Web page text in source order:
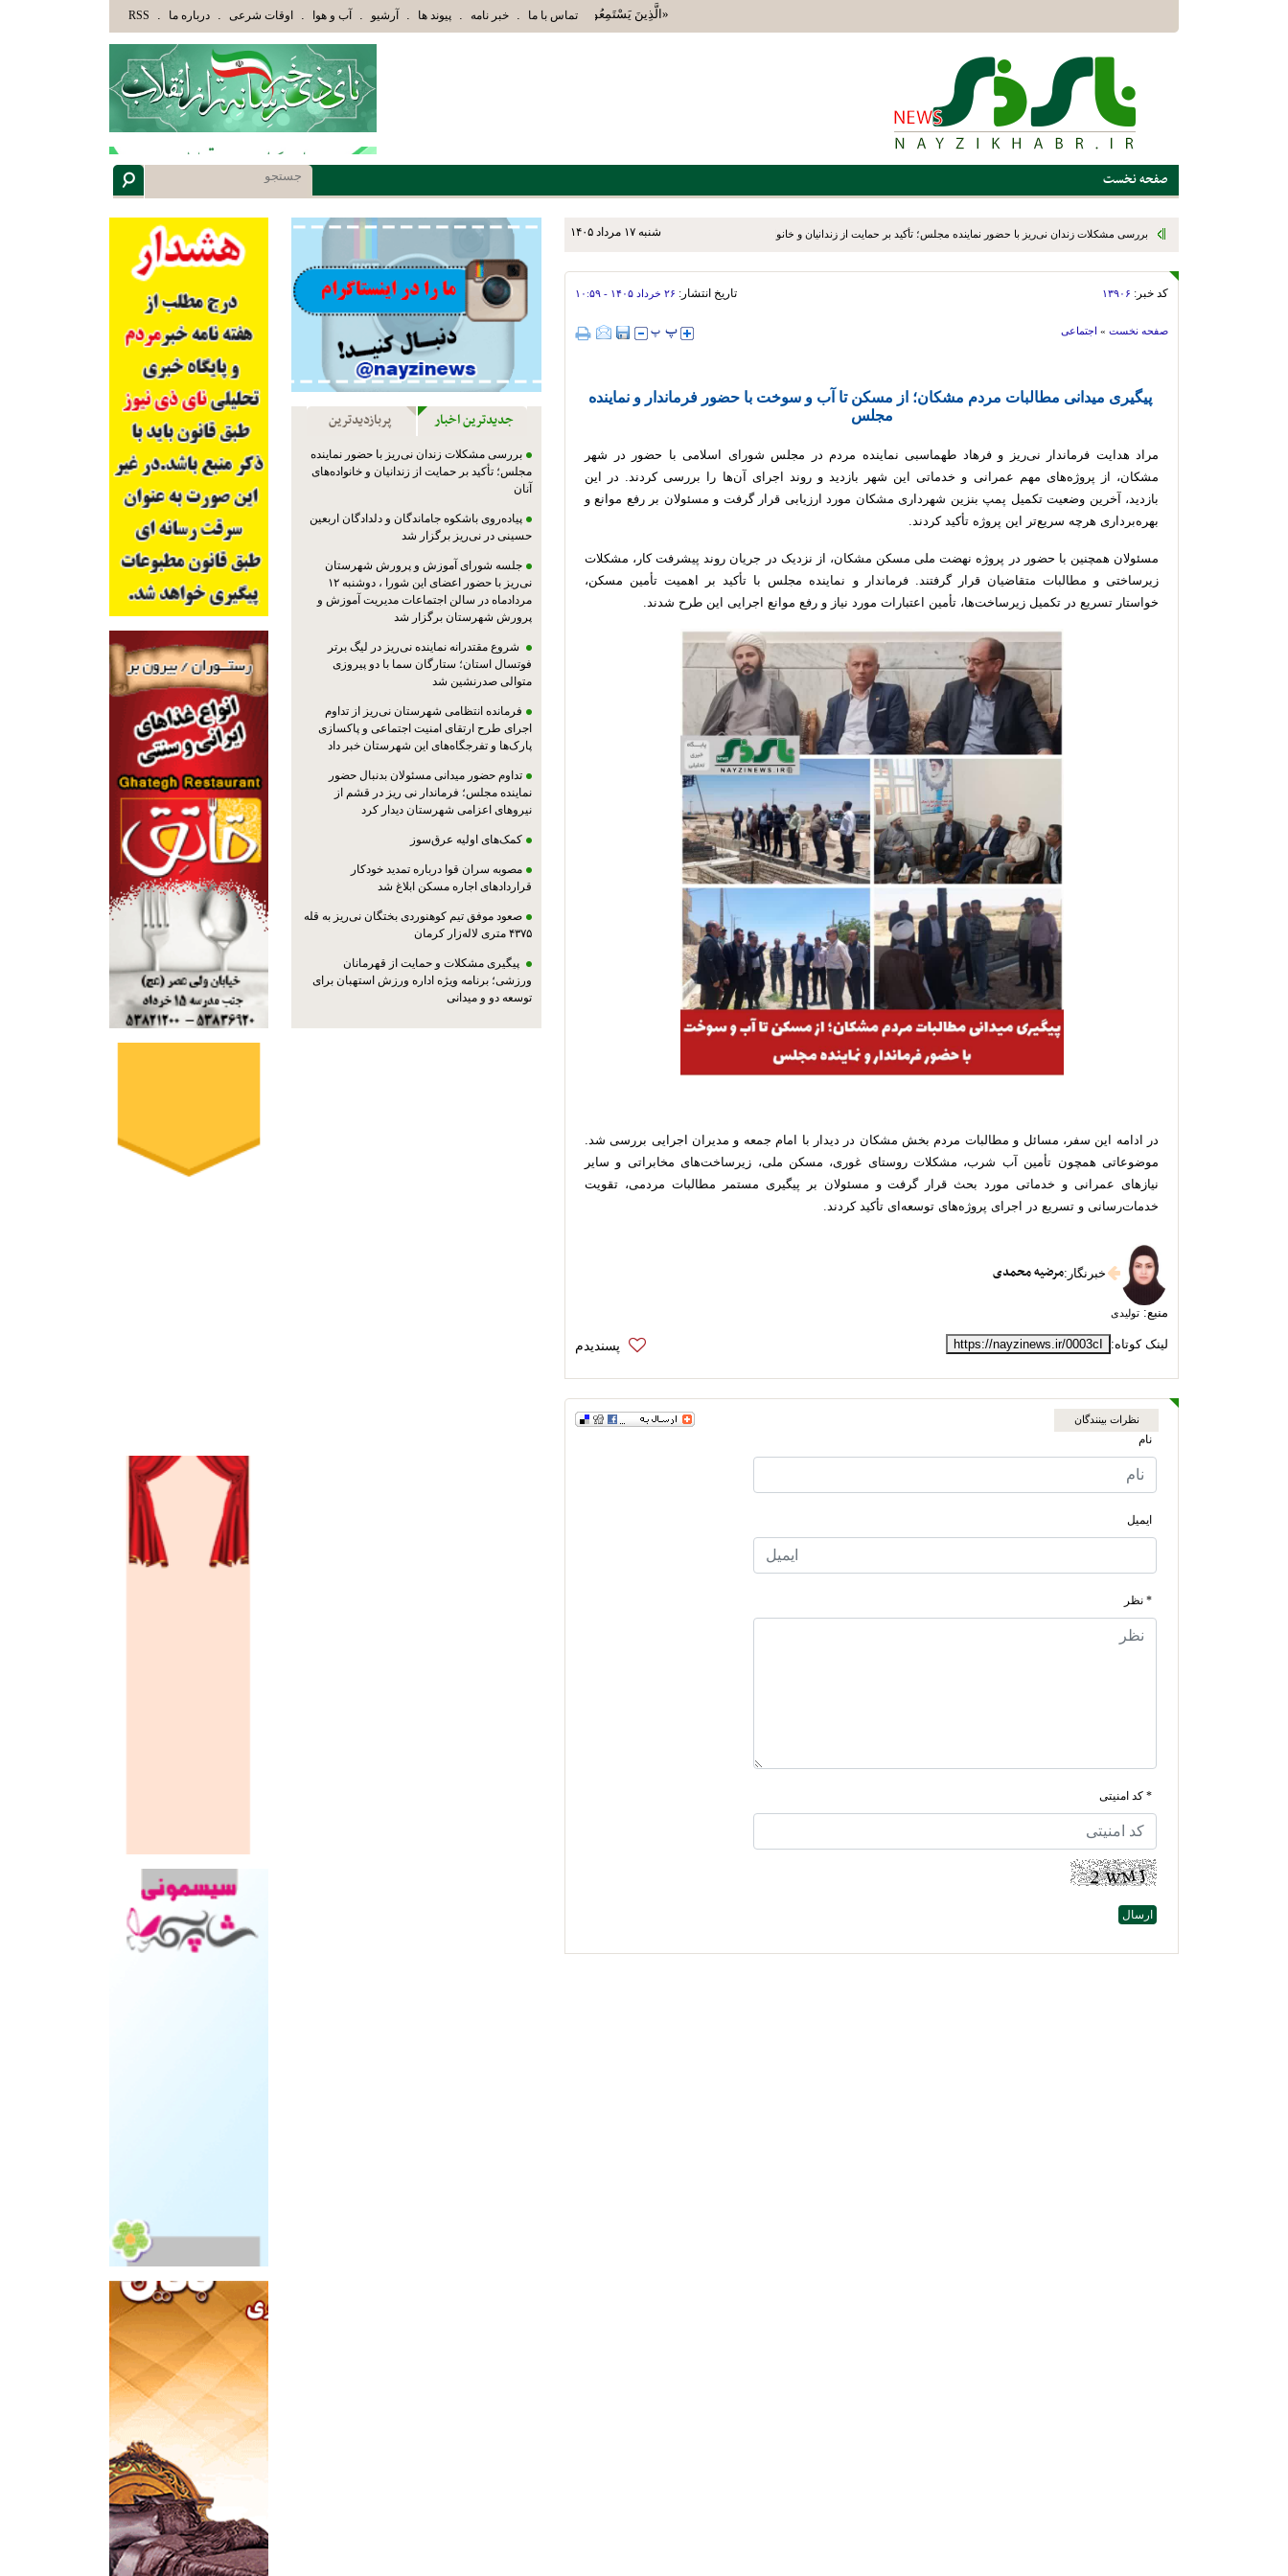
«الَّذِينَ يَسْتَمِعُونَ الْقَوْلَ فَيَتَّبِعُونَ أَحْسَنَهُ أُوْلَئِكَ الَّذِينَ هَدَاهُمُ اللَّهُ وَأُوْلَئِكَ هُمْ أُوْلُوا الْأَلْبَابِ» عاقلان هدایت یافته،حرفها را میشنوند و سپس
تماس با ما . خبر نامه . پیوند ها . آرشیو . آب و هوا . اوقات شرعی . درباره ما .
RSS
صفحه نخست
شنبه ۱۷ مرداد ۱۴۰۵ بررسی مشکلات زندان نی‌ریز با حضور نماینده مجلس؛ تأکید بر حمایت از زندانیان و خانواده‌های آنان
کد خبر: ۱۳۹۰۶ تاریخ انتشار: ۲۶ خرداد ۱۴۰۵ - ۱۰:۵۹
صفحه نخست » اجتماعی
پیگیری میدانی مطالبات مردم مشکان؛ از مسکن تا آب و سوخت با حضور فرماندار و نماینده
مجلس
مراد هدایت فرماندار نی‌ریز و فرهاد طهماسبی نماینده مردم در مجلس شورای اسلامی با حضور در شهر
مشکان، از پروژه‌های مهم عمرانی و خدماتی این شهر بازدید و روند اجرای آن‌ها را بررسی کردند. در این
بازدید، آخرین وضعیت تکمیل پمپ بنزین شهرداری مشکان مورد ارزیابی قرار گرفت و مسئولان بر رفع موانع و
بهره‌برداری هرچه سریع‌تر این پروژه تأکید کردند.
مسئولان همچنین با حضور در پروژه نهضت ملی مسکن مشکان، از نزدیک در جریان روند پیشرفت کار، مشکلات
زیرساختی و مطالبات متقاضیان قرار گرفتند. فرماندار و نماینده مجلس با تأکید بر اهمیت تأمین مسکن،
خواستار تسریع در تکمیل زیرساخت‌ها، تأمین اعتبارات مورد نیاز و رفع موانع اجرایی این طرح شدند.
در ادامه این سفر، مسائل و مطالبات مردم بخش مشکان در دیدار با امام جمعه و مدیران اجرایی بررسی شد.
موضوعاتی همچون تأمین آب شرب، مشکلات روستای غوری، مسکن ملی، زیرساخت‌های مخابراتی و سایر
نیازهای عمرانی و خدماتی مورد بحث قرار گرفت و مسئولان بر پیگیری مستمر مطالبات مردمی، تقویت
خدمات‌رسانی و تسریع در اجرای پروژه‌های توسعه‌ای تأکید کردند.
خبرنگار :مرضیه محمدی
منبع: تولیدی
لینک کوتاه: https://nayzinews.ir/0003cI
نظرات بینندگان
نام
ایمیل
* نظر
* کد امنیتی
جدیدترین اخبار پربازدیدترین
بررسی مشکلات زندان نی‌ریز با حضور نماینده
مجلس؛ تأکید بر حمایت از زندانیان و خانواده‌های
آنان
پیاده‌روی باشکوه جاماندگان و دلدادگان اربعین
حسینی در نی‌ریز برگزار شد
جلسه شورای آموزش و پرورش شهرستان
نی‌ریز با حضور اعضای این شورا ، دوشنبه ۱۲
مردادماه در سالن اجتماعات مدیریت آموزش و
پرورش شهرستان برگزار شد
شروع مقتدرانه نماینده نی‌ریز در لیگ برتر
فوتسال استان؛ ستارگان سما با دو پیروزی
متوالی صدرنشین شد
فرمانده انتظامی شهرستان نی‌ریز از تداوم
اجرای طرح ارتقای امنیت اجتماعی و پاکسازی
پارک‌ها و تفرجگاه‌های این شهرستان خبر داد
تداوم حضور میدانی مسئولان بدنبال حضور
نماینده مجلس؛ فرماندار نی ریز در قشم از
نیروهای اعزامی شهرستان دیدار کرد
کمک‌های اولیه عرق‌سوز
مصوبه سران قوا درباره تمدید خودکار
قراردادهای اجاره مسکن ابلاغ شد
صعود موفق تیم کوهنوردی بختگان نی‌ریز به قله
۴۳۷۵ متری لاله‌زار کرمان
پیگیری مشکلات و حمایت از قهرمانان
ورزشی؛ برنامه ویژه اداره ورزش استهبان برای
توسعه دو و میدانی